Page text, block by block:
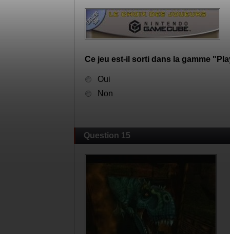
Ce jeu est-il sorti dans la gamme
Oui
Non
Question 15